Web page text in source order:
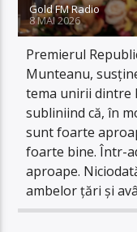
Gold FM Radio
8 MAI 2026
Premierul
Munteanu,
tema unirii dintre
subliniind că, în
sunt foarte
foarte bine. Într-
aproape.
ambelor țări și